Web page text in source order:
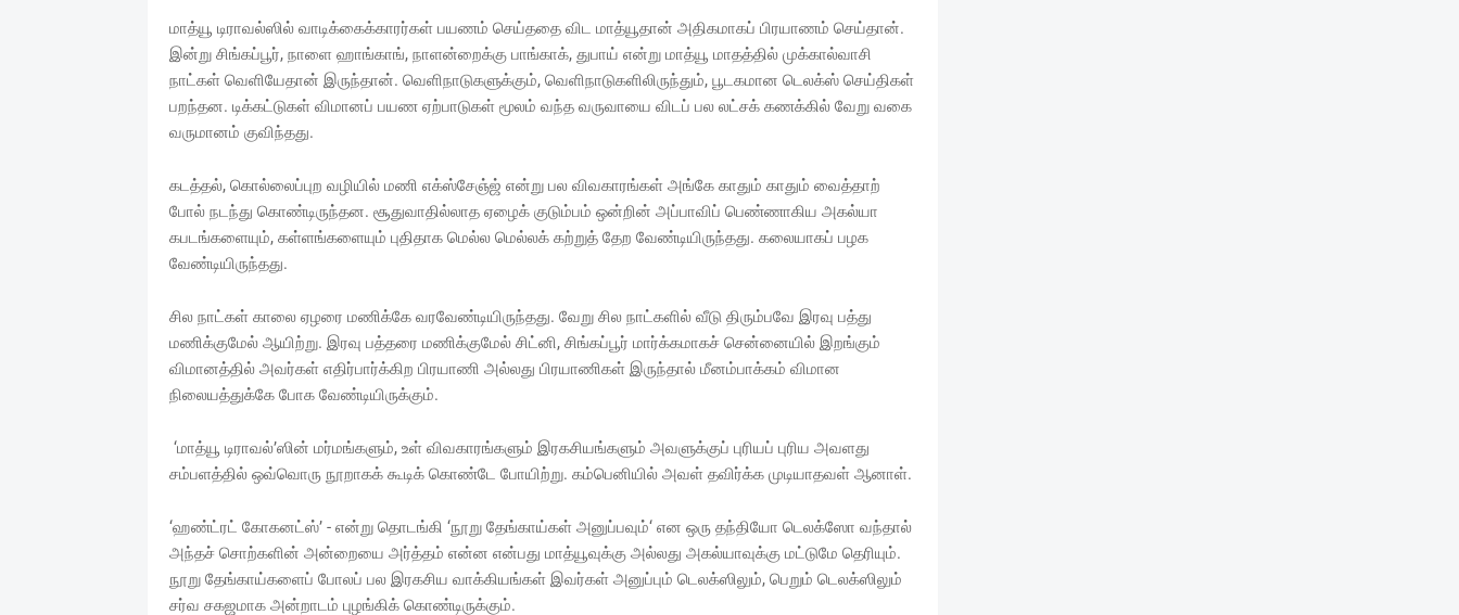
மாத்யூ டிராவல்ஸில் வாடிக்கைக்காரர்கள் பயணம் செய்ததை விட மாத்யூதான் அதிகமாகப் பிரயாணம் செய்தான்.
இன்று சிங்கப்பூர், நாளை ஹாங்காங், நாளன்றைக்கு பாங்காக், துபாய் என்று மாத்யூ மாதத்தில் முக்கால்வாசி
நாட்கள் வெளியேதான் இருந்தான். வெளிநாடுகளுக்கும், வெளிநாடுகளிலிருந்தும், பூடகமான டெலக்ஸ் செய்திகள்
பறந்தன. டிக்கட்டுகள் விமானப் பயண ஏற்பாடுகள் மூலம் வந்த வருவாயை விடப் பல லட்சக் கணக்கில் வேறு வகை
வருமானம் குவிந்தது.
கடத்தல், கொல்லைப்புற வழியில் மணி எக்ஸ்சேஞ்ஜ் என்று பல விவகாரங்கள் அங்கே காதும் காதும் வைத்தாற்
போல் நடந்து கொண்டிருந்தன. சூதுவாதில்லாத ஏழைக் குடும்பம் ஒன்றின் அப்பாவிப் பெண்ணாகிய அகல்யா
கபடங்களையும், கள்ளங்களையும் புதிதாக மெல்ல மெல்லக் கற்றுத் தேற வேண்டியிருந்தது. கலையாகப் பழக
வேண்டியிருந்தது.
சில நாட்கள் காலை ஏழரை மணிக்கே வரவேண்டியிருந்தது. வேறு சில நாட்களில் வீடு திரும்பவே இரவு பத்து
மணிக்குமேல் ஆயிற்று. இரவு பத்தரை மணிக்குமேல் சிட்னி, சிங்கப்பூர் மார்க்கமாகச் சென்னையில் இறங்கும்
விமானத்தில் அவர்கள் எதிர்பார்க்கிற பிரயாணி அல்லது பிரயாணிகள் இருந்தால் மீனம்பாக்கம் விமான
நிலையத்துக்கே போக வேண்டியிருக்கும்.
‘மாத்யூ டிராவல்’ஸின் மர்மங்களும், உள் விவகாரங்களும் இரகசியங்களும் அவளுக்குப் புரியப் புரிய அவளது
சம்பளத்தில் ஒவ்வொரு நூறாகக் கூடிக் கொண்டே போயிற்று. கம்பெனியில் அவள் தவிர்க்க முடியாதவள் ஆனாள்.
‘ஹண்ட்ரட் கோகனட்ஸ்’ - என்று தொடங்கி ‘நூறு தேங்காய்கள் அனுப்பவும்‘ என ஒரு தந்தியோ டெலக்ஸோ வந்தால்
அந்தச் சொற்களின் அன்றையை அர்த்தம் என்ன என்பது மாத்யூவுக்கு அல்லது அகல்யாவுக்கு மட்டுமே தெரியும்.
நூறு தேங்காய்களைப் போலப் பல இரகசிய வாக்கியங்கள் இவர்கள் அனுப்பும் டெலக்ஸிலும், பெறும் டெலக்ஸிலும்
சர்வ சகஜமாக அன்றாடம் புழங்கிக் கொண்டிருக்கும்.